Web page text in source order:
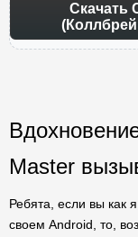
Скачать
Master
Ребята, если вы как
своем Android, то,